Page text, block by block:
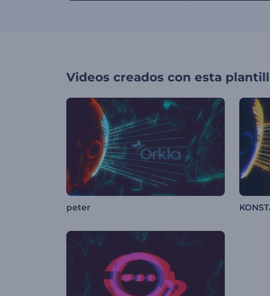
Videos creados con esta
peter